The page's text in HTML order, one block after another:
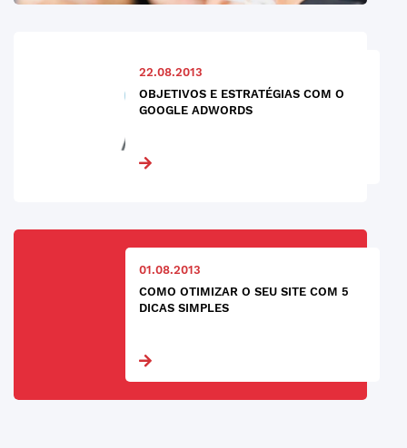
22.08.2013
OBJETIVOS E ESTRATÉGIAS COM O
GOOGLE ADWORDS
01.08.2013
COMO OTIMIZAR O SEU SITE COM 5
DICAS SIMPLES